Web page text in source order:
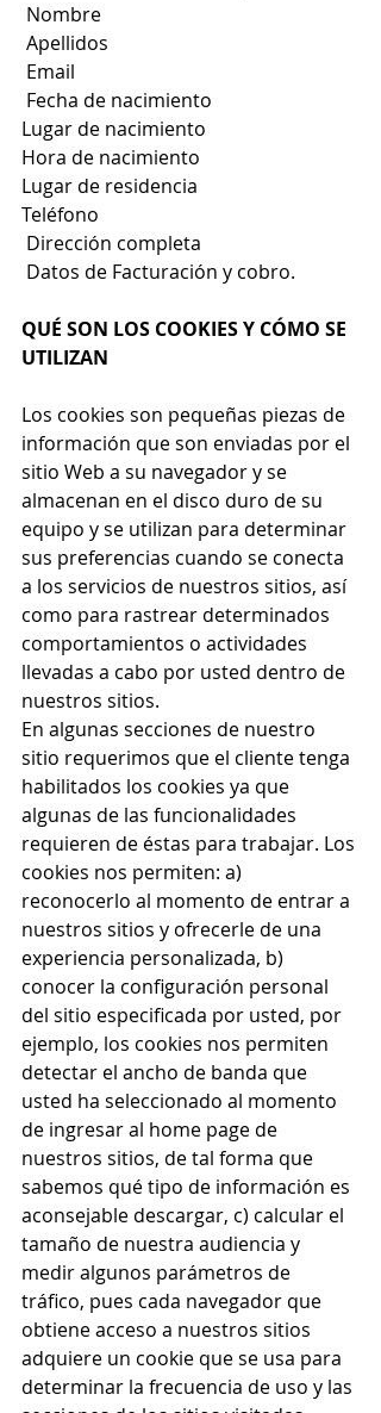
Nombre
Apellidos
Email
Fecha de nacimiento
Lugar de nacimiento
Hora de nacimiento
Lugar de residencia
Teléfono
Dirección completa
Datos de Facturación y cobro.
QUÉ SON LOS COOKIES Y CÓMO SE
UTILIZAN
Los cookies son pequeñas piezas de
información que son enviadas por el
sitio Web a su navegador y se
almacenan en el disco duro de su
equipo y se utilizan para determinar
sus preferencias cuando se conecta
a los servicios de nuestros sitios, así
como para rastrear determinados
comportamientos o actividades
llevadas a cabo por usted dentro de
nuestros sitios.
En algunas secciones de nuestro
sitio requerimos que el cliente tenga
habilitados los cookies ya que
algunas de las funcionalidades
requieren de éstas para trabajar. Los
cookies nos permiten: a)
reconocerlo al momento de entrar a
nuestros sitios y ofrecerle de una
experiencia personalizada, b)
conocer la configuración personal
del sitio especificada por usted, por
ejemplo, los cookies nos permiten
detectar el ancho de banda que
usted ha seleccionado al momento
de ingresar al home page de
nuestros sitios, de tal forma que
sabemos qué tipo de información es
aconsejable descargar, c) calcular el
tamaño de nuestra audiencia y
medir algunos parámetros de
tráfico, pues cada navegador que
obtiene acceso a nuestros sitios
adquiere un cookie que se usa para
determinar la frecuencia de uso y las